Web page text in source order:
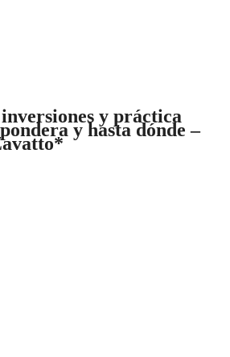
y práctica
y hasta dónde –